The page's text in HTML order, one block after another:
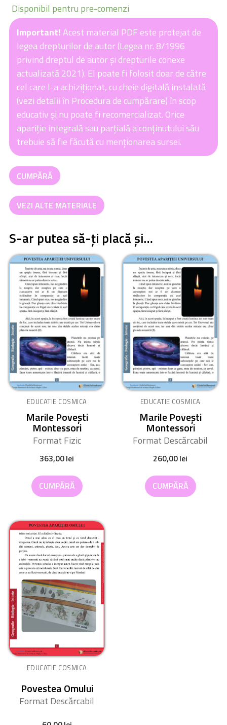
Disponibil pentru pre-comenzi
Important!Acest material PDF este protejat de
legea drepturilor de autor (Legea nr. 8/1996
privind dreptul de autor și drepturile conexe
actualizată 2021). El poate fi folosit doar de către
cel care l-a achiziționat, cu cheie digitală instalată
(vezi detalii în Procedura de cumpărare) în scop
educativ și nu poate fi recomercializat. Orice
apariție integrală sau parțială a conținutului său
trebuie să fie făcută cu menționarea sursei.
Cantitate
Povestea
Omului
CUMPĂRĂ
VEZI ALTE MATERIALE
S-ar putea să-ți placă și…
EDUCATIE COSMICA
Marile Povești
Montessori
Format Fizic
363,00lei
CUMPĂRĂ
EDUCATIE COSMICA
Marile Povești
Montessori
Format Descărcabil
260,00lei
CUMPĂRĂ
EDUCATIE COSMICA
Povestea Omului
Format Descărcabil